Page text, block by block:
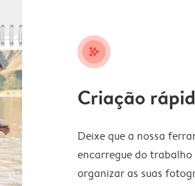
stars_plus
Criação
Deixe que a nossa
encarregue do
organizar as suas